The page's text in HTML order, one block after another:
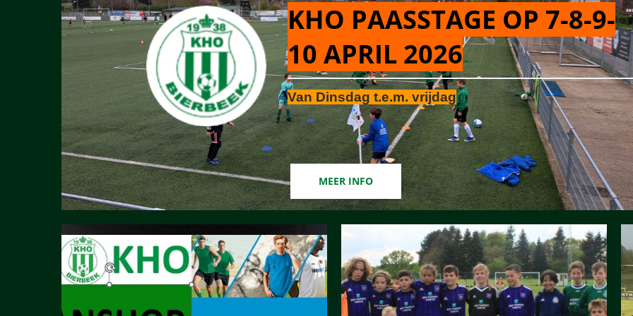
KHO PAASSTAGE OP 7-8-9-
10 APRIL 2026
Van Dinsdag t.e.m. vrijdag
MEER INFO